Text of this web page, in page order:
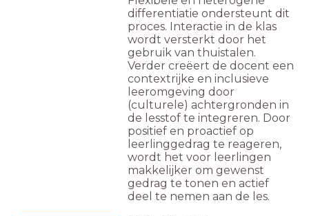
differentiatie ondersteunt dit
proces. Interactie in de klas
wordt versterkt door het
gebruik van thuistalen.
Verder creëert de docent een
contextrijke en inclusieve
leeromgeving door
(culturele) achtergronden in
de lesstof te integreren. Door
positief en proactief op
leerlinggedrag te reageren,
wordt het voor leerlingen
makkelijker om gewenst
gedrag te tonen en actief
deel te nemen aan de les.